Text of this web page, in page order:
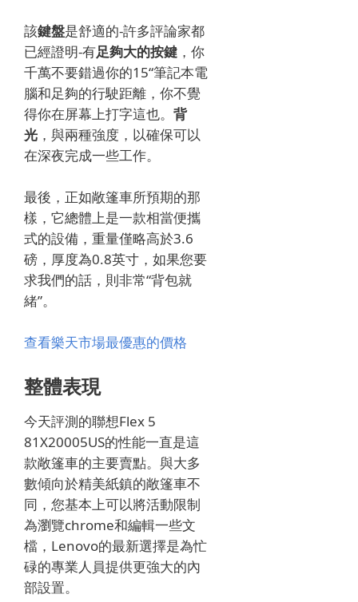
該鍵盤是舒適的-許多評論家都
已經證明-有足夠大的按鍵 ，你
千萬不要錯過你的15“筆記本電
腦和足夠的行駛距離，你不覺
得你在屏幕上打字這也。 背
光 ，與兩種強度，以確保可以
在深夜完成一些工作。
最後，正如敞篷車所預期的那
樣，它總體上是一款相當便攜
式的設備，重量僅略高於3.6
磅，厚度為0.8英寸，如果您要
求我們的話，則非常“背包就
緒”。
查看樂天市場最優惠的價格
整體表現
今天評測的聯想Flex 5
81X20005US的性能一直是這
款敞篷車的主要賣點。與大多
數傾向於精美紙鎮的敞篷車不
同，您基本上可以將活動限制
為瀏覽chrome和編輯一些文
檔，Lenovo的最新選擇是為忙
碌的專業人員提供更強大的內
部設置。